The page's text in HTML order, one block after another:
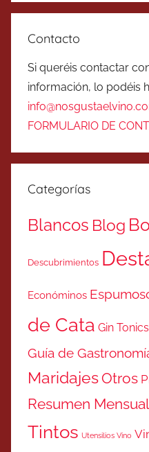
Contacto
Si queréis contactar
información, lo podéis
FORMULARIO DE
Categorías
Blancos Blog
Descubrimientos
Económinos
de Cata Gin Tonics
Guía de
MaridajesOtros
Resumen Mensual
Tintos Utensilios Vino